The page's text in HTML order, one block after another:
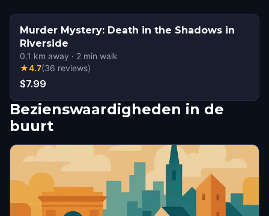
Murder Mystery: Death in the Shadows in
Riverside
0.1 km away · 2 min walk
★4.7(36 reviews)
$7.99
Bezienswaardigheden in de
buurt